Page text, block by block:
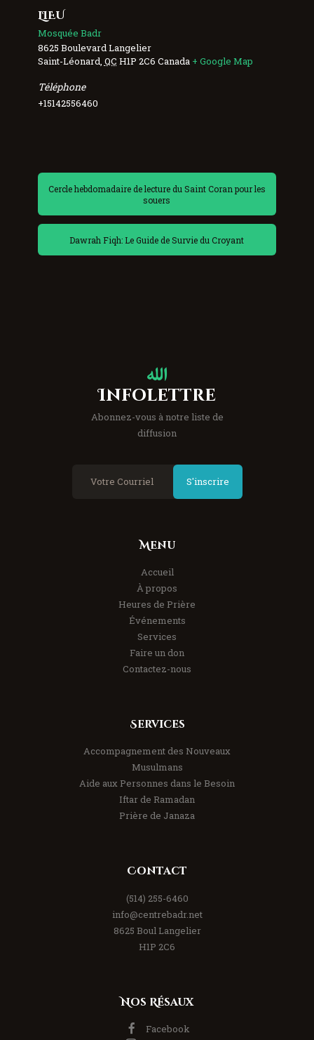
LIEU
Mosquée Badr
8625 Boulevard Langelier
Saint-Léonard, QC H1P 2C6 Canada + Google Map
Téléphone
+15142556460
Cercle hebdomadaire de lecture du Saint Coran pour les
souers
Dawrah Fiqh: Le Guide de Survie du Croyant
Infolettre
Abonnez-vous à notre liste de
diffusion
S'inscrire
Menu
Accueil
À propos
Heures de Prière
Événements
Services
Faire un don
Contactez-nous
Services
Accompagnement des Nouveaux
Musulmans
Aide aux Personnes dans le Besoin
Iftar de Ramadan
Prière de Janaza
Contact
(514) 255-6460
info@centrebadr.net
8625 Boul Langelier
H1P 2C6
Nos Résaux
Facebook